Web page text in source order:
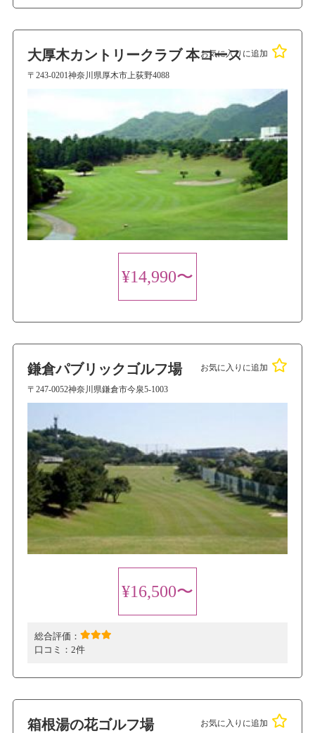
大厚木カントリークラブ 本コース
〒243-0201神奈川県厚木市上荻野4088
¥14,990〜
お気に入りに追加
鎌倉パブリックゴルフ場
〒247-0052神奈川県鎌倉市今泉5-1003
¥16,500〜
総合評価：
口コミ： 2件
お気に入りに追加
箱根湯の花ゴルフ場 お気に入りに追加